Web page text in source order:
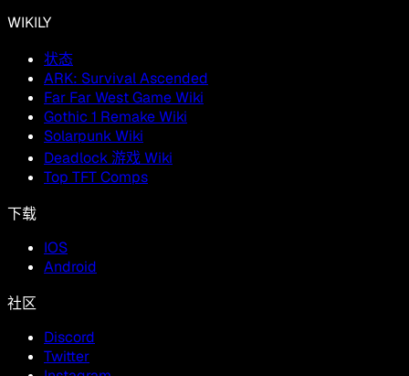
WIKILY
状态
ARK: Survival Ascended
Far Far West Game Wiki
Gothic 1 Remake Wiki
Solarpunk Wiki
Deadlock 游戏 Wiki
Top TFT Comps
下载
IOS
Android
社区
Discord
Twitter